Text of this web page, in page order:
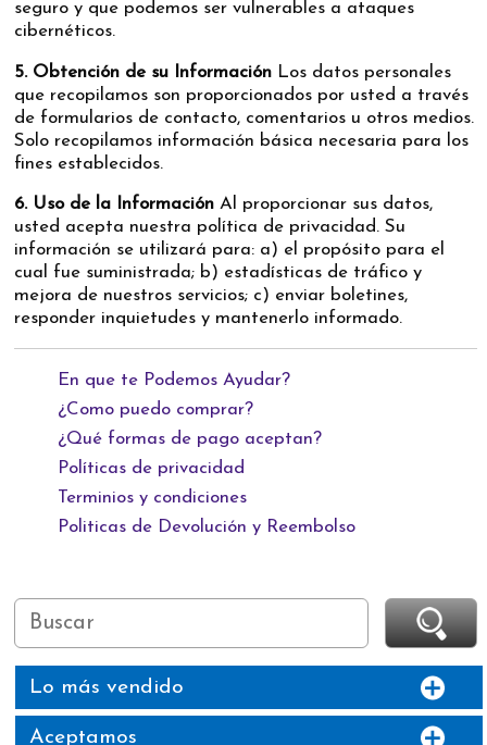
seguro y que podemos ser vulnerables a ataques
cibernéticos.
5. Obtención de su Información Los datos personales
que recopilamos son proporcionados por usted a través
de formularios de contacto, comentarios u otros medios.
Solo recopilamos información básica necesaria para los
fines establecidos.
6. Uso de la Información Al proporcionar sus datos,
usted acepta nuestra política de privacidad. Su
información se utilizará para: a) el propósito para el
cual fue suministrada; b) estadísticas de tráfico y
mejora de nuestros servicios; c) enviar boletines,
responder inquietudes y mantenerlo informado.
En que te Podemos Ayudar?
¿Como puedo comprar?
¿Qué formas de pago aceptan?
Políticas de privacidad
Terminios y condiciones
Politicas de Devolución y Reembolso
Lo más vendido
Aceptamos